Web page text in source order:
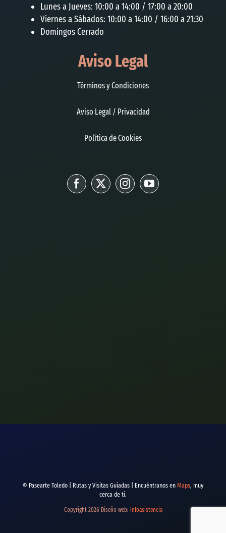
Lunes a Jueves: 10:00 a 14:00 / 17:00 a 20:00
Viernes a Sábados: 10:00 a 14:00 / 16:00 a 21:30
Domingos Cerrado
Aviso Legal
Términos y Condiciones
Aviso Legal / Privacidad
Política de Cookies
© Pasearte Toledo | Rutas y Visitas Guiadas | Encuéntranos en Maps, muy
cerca de ti.
Copyright 2026 Diseño web: Infoasistencia